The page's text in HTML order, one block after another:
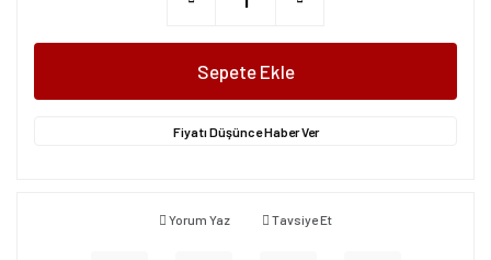
Sepete Ekle
Fiyatı Düşünce Haber Ver
Yorum Yaz Tavsiye Et